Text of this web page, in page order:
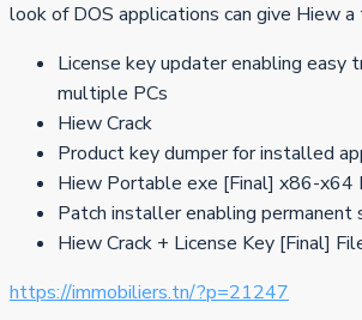
look of DOS applications can give Hiew a
License key updater enabling easy
multiple PCs
Hiew Crack
Product key dumper for installed
Hiew Portable exe [Final] x86-x64
Patch installer enabling
Hiew Crack + License Key [Final]
https://immobiliers.tn/?p=21247